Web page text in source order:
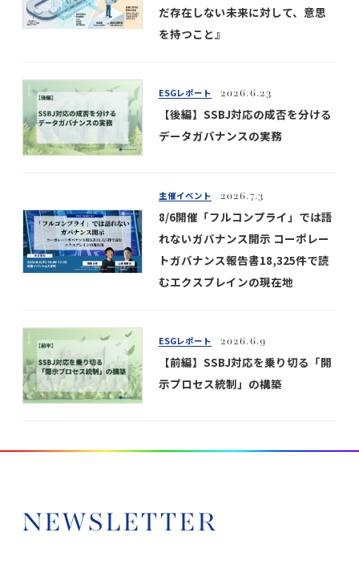
だ存在しない未来に対して、意思
を持つこと』
ESGレポート 2026.6.23
【後編】SSBJ対応の成否を分ける
データガバナンスの実務
主催イベント 2026.7.3
8/6開催「フルコンプライ」では語
れないガバナンス開示 コーポレー
トガバナンス報告書18,325件で読
むエクスプレインの現在地
ESGレポート 2026.6.9
【前編】SSBJ対応を乗り切る「開
示プロセス統制」の構築
NEWSLETTER